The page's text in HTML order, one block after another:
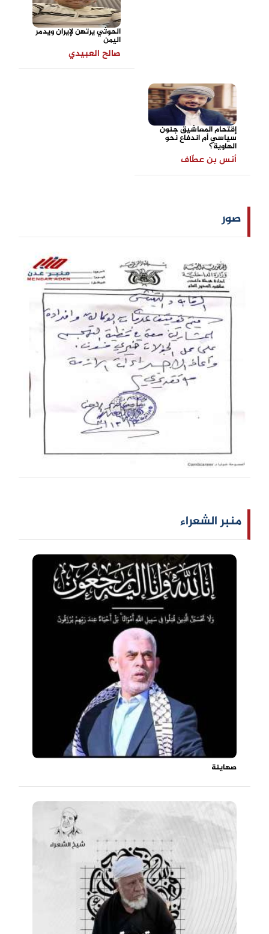
الحوثي يرتهن لإيران ويدمر
اليمن
صالح العبيدي
إقتحام المعاشيق جنون
سياسي أم اندفاع نحو
الهاوية؟
أنس بن عطّاف
صور
منبر الشعراء
صهاينة